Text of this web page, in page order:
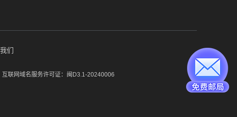
们
互联网域名服务许可证：闽D3.1-20240006